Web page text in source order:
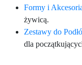
Formy i
żywicą.
Zestawy do
dla